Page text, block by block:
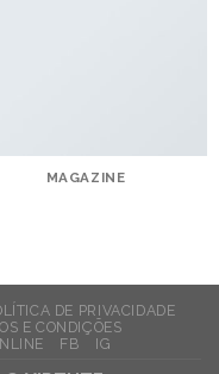
MAGAZINE
DE PRIVACIDADE
E CONDIÇÕES
FB IG